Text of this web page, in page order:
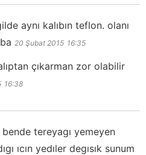
aynı kalıbın teflon. olanı
20 Şubat 2015 16:35
çıkarman zor olabilir
16:38
bende tereyagı yemeyen
ıcın yedıler degısık sunum